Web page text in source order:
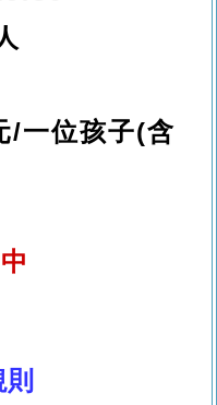
/一位孩子(含